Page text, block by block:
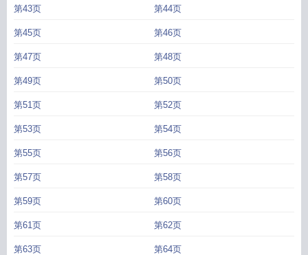
第43页 第44页
第45页 第46页
第47页 第48页
第49页 第50页
第51页 第52页
第53页 第54页
第55页 第56页
第57页 第58页
第59页 第60页
第61页 第62页
第63页 第64页